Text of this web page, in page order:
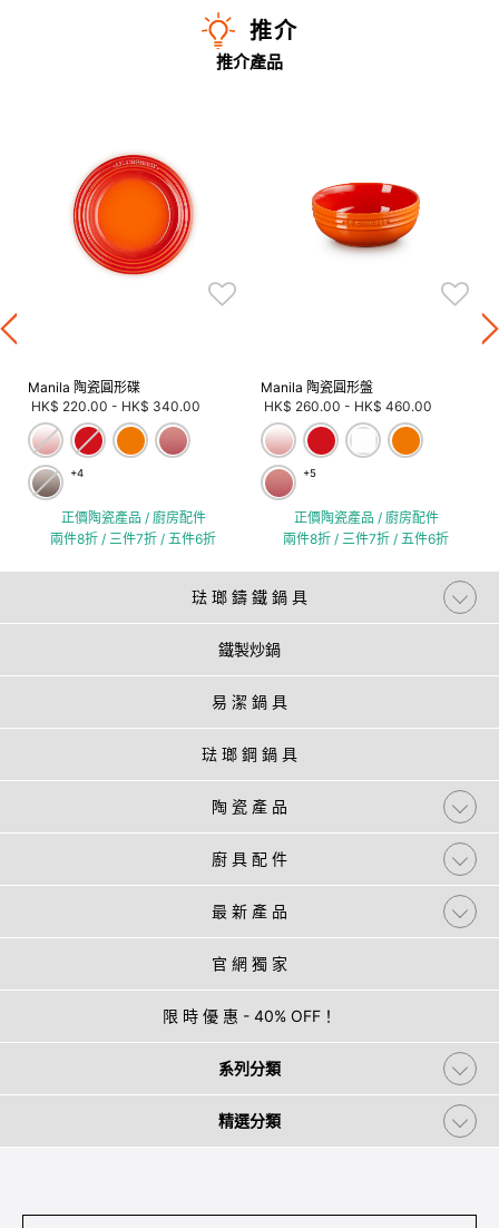
推介
推介產品
Manila 陶瓷圓形碟
HK$ 220.00 - HK$ 340.00
+4
正價陶瓷產品 / 廚房配件
兩件8折 / 三件7折 / 五件6折
Manila 陶瓷圓形盤
HK$ 260.00 - HK$ 460.00
+5
正價陶瓷產品 / 廚房配件
兩件8折 / 三件7折 / 五件6折
琺 瑯 鑄 鐵 鍋 具
鐵製炒鍋
易 潔 鍋 具
琺 瑯 鋼 鍋 具
陶 瓷 產 品
廚 具 配 件
最 新 產 品
官 網 獨 家
限 時 優 惠 - 40% OFF！
系列分類
精選分類